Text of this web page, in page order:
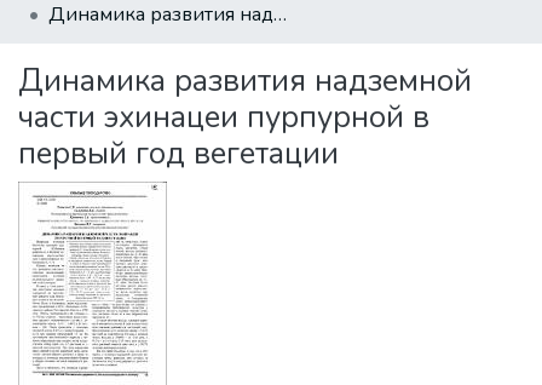
All of DSpace
Statistics
Динамика развития надземной части эхинацеи пурпурной в первый год вегетации
Динамика развития надземной
части эхинацеи пурпурной в
первый год вегетации